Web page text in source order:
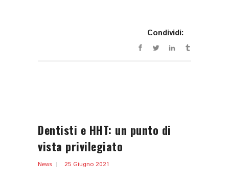
Condividi:
Dentisti e HHT: un punto di
vista privilegiato
News 25 Giugno 2021